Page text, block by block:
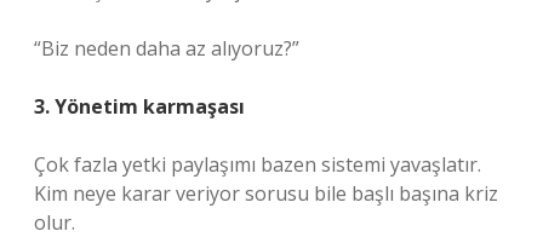
“Biz neden daha az alıyoruz?”
3. Yönetim karmaşası
Çok fazla yetki paylaşımı bazen sistemi yavaşlatır.
Kim neye karar veriyor sorusu bile başlı başına kriz
olur.